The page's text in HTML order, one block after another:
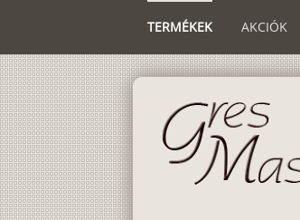
TERMÉKEK AKCIÓK